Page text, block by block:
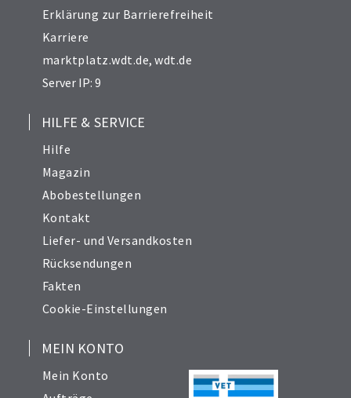
Erklärung zur Barrierefreiheit
Karriere
marktplatz.wdt.de,wdt.de
Server IP: 9
HILFE & SERVICE
Hilfe
Magazin
Abobestellungen
Kontakt
Liefer- und Versandkosten
Rücksendungen
Fakten
Cookie-Einstellungen
MEIN KONTO
Mein Konto